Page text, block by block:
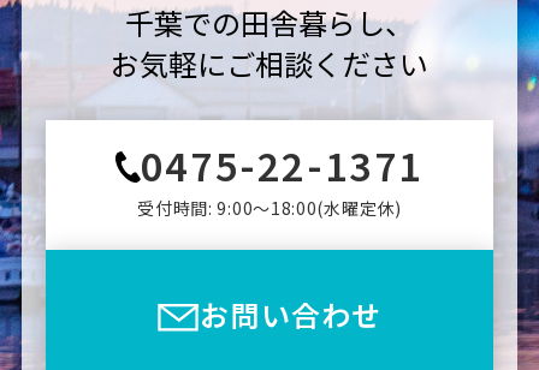
千葉での田舎暮らし、
お気軽にご相談ください
0475-22-1371
受付時間: 9:00〜18:00(⽔曜定休)
お問い合わせ